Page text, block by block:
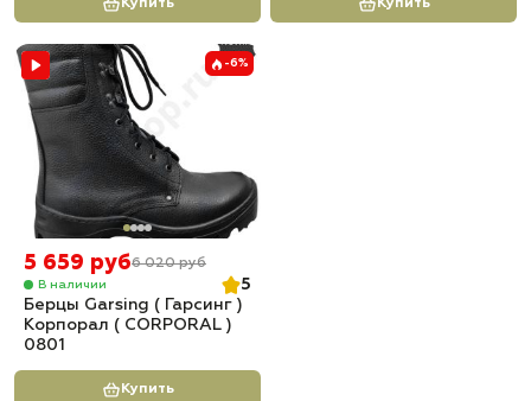
Купить Купить
-6%
5 659 руб6 020 руб
В наличии
5
Берцы Garsing ( Гарсинг )
Корпорал ( CORPORAL )
0801
Купить